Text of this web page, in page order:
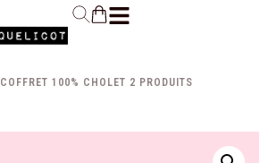
COFFRET 100% CHOLET 2 PRODUITS